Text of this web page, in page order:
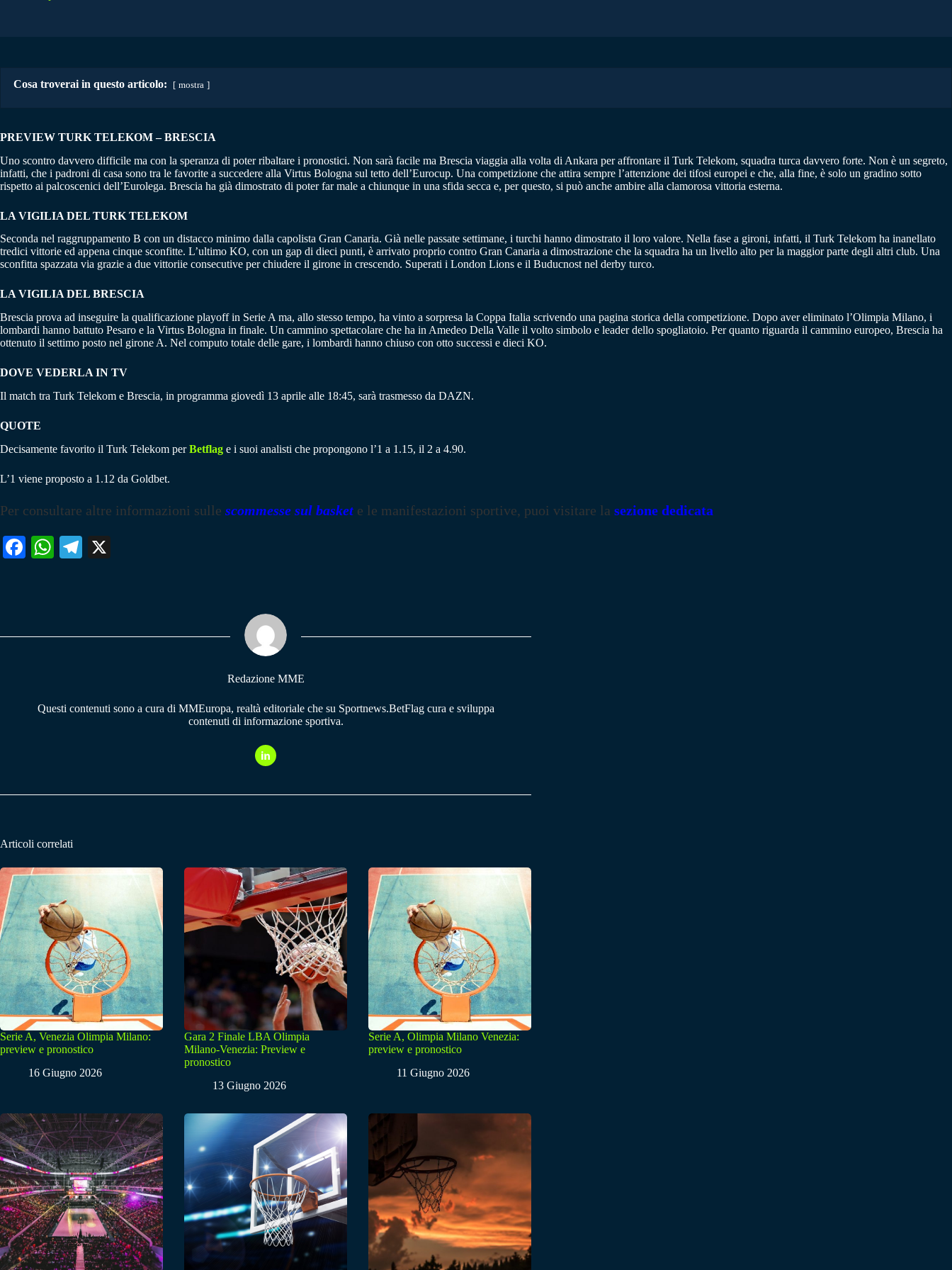
Cosa troverai in questo articolo: mostra
PREVIEW TURK TELEKOM – BRESCIA
Uno scontro davvero difficile ma con la speranza di poter ribaltare i pronostici. Non sarà facile ma Brescia viaggia alla volta di Ankara per affrontare il Turk Telekom, squadra turca davvero forte. Non è un segreto,
infatti, che i padroni di casa sono tra le favorite a succedere alla Virtus Bologna sul tetto dell’Eurocup. Una competizione che attira sempre l’attenzione dei tifosi europei e che, alla fine, è solo un gradino sotto
rispetto ai palcoscenici dell’Eurolega. Brescia ha già dimostrato di poter far male a chiunque in una sfida secca e, per questo, si può anche ambire alla clamorosa vittoria esterna.
LA VIGILIA DEL TURK TELEKOM
Seconda nel raggruppamento B con un distacco minimo dalla capolista Gran Canaria. Già nelle passate settimane, i turchi hanno dimostrato il loro valore. Nella fase a gironi, infatti, il Turk Telekom ha inanellato
tredici vittorie ed appena cinque sconfitte. L’ultimo KO, con un gap di dieci punti, è arrivato proprio contro Gran Canaria a dimostrazione che la squadra ha un livello alto per la maggior parte degli altri club. Una
sconfitta spazzata via grazie a due vittoriie consecutive per chiudere il girone in crescendo. Superati i London Lions e il Buducnost nel derby turco.
LA VIGILIA DEL BRESCIA
Brescia prova ad inseguire la qualificazione playoff in Serie A ma, allo stesso tempo, ha vinto a sorpresa la Coppa Italia scrivendo una pagina storica della competizione. Dopo aver eliminato l’Olimpia Milano, i
lombardi hanno battuto Pesaro e la Virtus Bologna in finale. Un cammino spettacolare che ha in Amedeo Della Valle il volto simbolo e leader dello spogliatoio. Per quanto riguarda il cammino europeo, Brescia ha
ottenuto il settimo posto nel girone A. Nel computo totale delle gare, i lombardi hanno chiuso con otto successi e dieci KO.
DOVE VEDERLA IN TV
Il match tra Turk Telekom e Brescia, in programma giovedì 13 aprile alle 18:45, sarà trasmesso da DAZN.
QUOTE
Decisamente favorito il Turk Telekom perBetflag e i suoi analisti che propongono l’1 a 1.15, il 2 a 4.90.
L’1 viene proposto a 1.12 da Goldbet.
Per consultare altre informazioni sulle scommesse sul basket e le manifestazioni sportive, puoi visitare la sezione dedicata
Fa W
pp
Te
m
Redazione MME
Questi contenuti sono a cura di MMEuropa, realtà editoriale che su Sportnews.BetFlag cura e sviluppa
contenuti di informazione sportiva.
Articoli correlati
Serie A, Venezia Olimpia Milano:
preview e pronostico
16 Giugno 2026
Gara 2 Finale LBA Olimpia
Milano-Venezia: Preview e
pronostico
13 Giugno 2026
Serie A, Olimpia Milano Venezia:
preview e pronostico
11 Giugno 2026